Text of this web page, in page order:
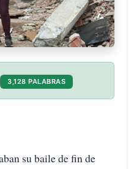
3,128 PALABRAS
su baile de fin de